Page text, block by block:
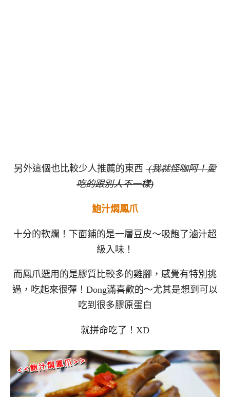
另外這個也比較少人推薦的東西 (我就怪咖阿！愛
吃的跟別人不一樣)
鮑汁燜鳳爪
十分的軟爛！下面鋪的是一層豆皮～吸飽了滷汁超
級入味！
而鳳爪選用的是膠質比較多的雞腳，感覺有特別挑
過，吃起來很彈！Dong滿喜歡的～尤其是想到可以
吃到很多膠原蛋白
就拼命吃了！XD